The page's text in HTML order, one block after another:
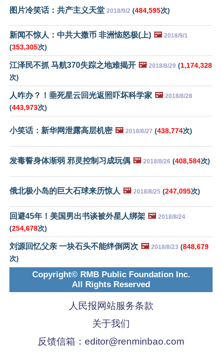
图片冷笑话：共产主义天堂 2018/9/2 (484,595次)
新闻不惊人：中共大撒币 非洲恼怒极(上) 🖼️ 2018/9/1
(353,305次)
江泽民不抓 马航370失踪之地难揭开 🖼️ 2018/8/29 (1,174,328
次)
人咋办？！垂死星云回光返照吓坏科学家 🖼️ 2018/8/28
(443,973次)
小笑话：新华网泄露高层机密 🖼️ 2018/8/27 (438,774次)
发毒誓身体渐弱 邪灵控制习成玩偶 🖼️ 2018/8/26 (408,584次)
俄北极小岛的巨大石球来历惊人 🖼️ 2018/8/25 (247,095次)
回避45年！美国男出书谈被外星人绑架 🖼️ 2018/8/24
(254,678次)
刘源回忆父亲 一块石头不能绊倒两次 🖼️ 2018/8/23 (848,679
次)
Copyright© RMB Public Foundation Inc.
All Rights Reserved
人民报网站服务条款
关于我们
反馈信箱： editor@renminbao.com